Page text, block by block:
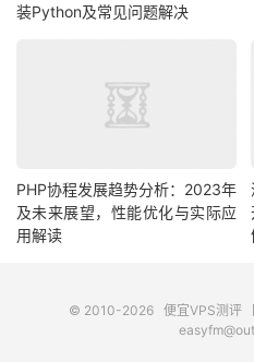
装Python及常见问题解决
PHP协程发展趋势分析：2023年
及未来展望，性能优化与实际应
用解读
© 2010-2026 便宜VPS测评